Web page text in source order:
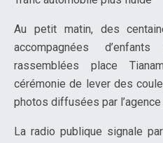
Au petit matin, des
accompagnées
rassemblées place
cérémonie de lever des
photos diffusées par
La radio publique signale